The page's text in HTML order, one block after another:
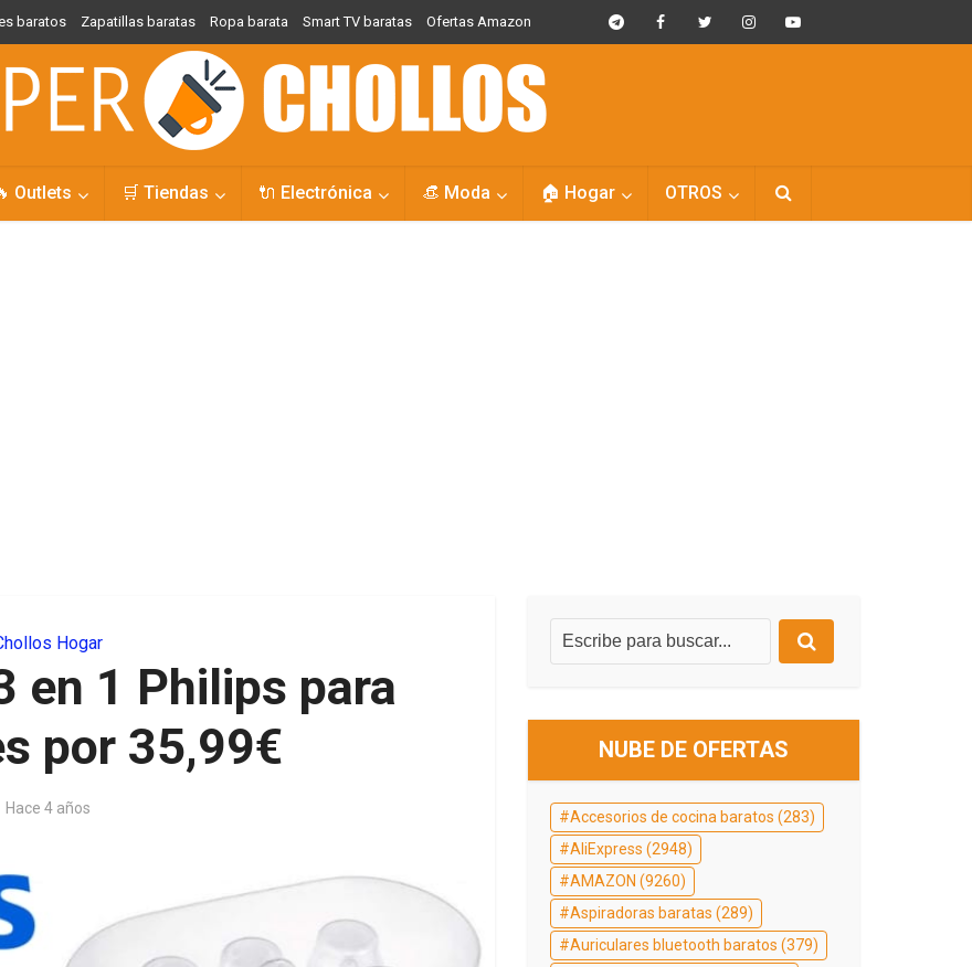
baratos Zapatillas baratas Ropa barata Smart TV baratas Ofertas Amazon
Outlets 🛒 Tiendas 🔌 Electrónica 👒 Moda 🏠 Hogar OTROS
Hogar
en 1 Philips para
por 35,99€
Hace 4 años
NUBE DE OFERTAS
Accesorios de cocina baratos (283)
AliExpress (2948)
AMAZON (9260)
Aspiradoras baratas (289)
Auriculares bluetooth baratos (379)